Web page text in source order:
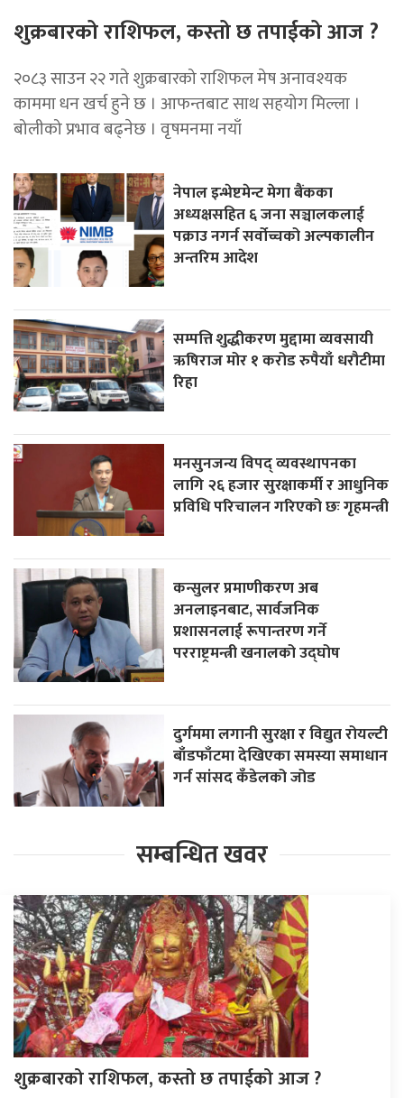
शुक्रबारको राशिफल, कस्तो छ तपाईको आज ?
२०८३ साउन २२ गते शुक्रबारको राशिफल मेष अनावश्यक
काममा धन खर्च हुने छ । आफन्तबाट साथ सहयोग मिल्ला ।
बोलीको प्रभाव बढ्नेछ । वृषमनमा नयाँ
नेपाल इन्भेष्टमेन्ट मेगा बैंकका
अध्यक्षसहित ६ जना सञ्चालकलाई
पक्राउ नगर्न सर्वोच्चको अल्पकालीन
अन्तरिम आदेश
सम्पत्ति शुद्धीकरण मुद्दामा व्यवसायी
ऋषिराज मोर १ करोड रुपैयाँ धरौटीमा
रिहा
मनसुनजन्य विपद् व्यवस्थापनका
लागि २६ हजार सुरक्षाकर्मी र आधुनिक
प्रविधि परिचालन गरिएको छः गृहमन्त्री
कन्सुलर प्रमाणीकरण अब
अनलाइनबाट, सार्वजनिक
प्रशासनलाई रूपान्तरण गर्ने
परराष्ट्रमन्त्री खनालको उद्घोष
दुर्गममा लगानी सुरक्षा र विद्युत रोयल्टी
बाँडफाँटमा देखिएका समस्या समाधान
गर्न सांसद कँडेलको जोड
सम्बन्धित खवर
शुक्रबारको राशिफल, कस्तो छ तपाईको आज ?